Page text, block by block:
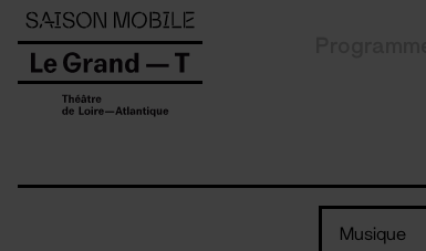
Musique
Panneau de gestion des cookies